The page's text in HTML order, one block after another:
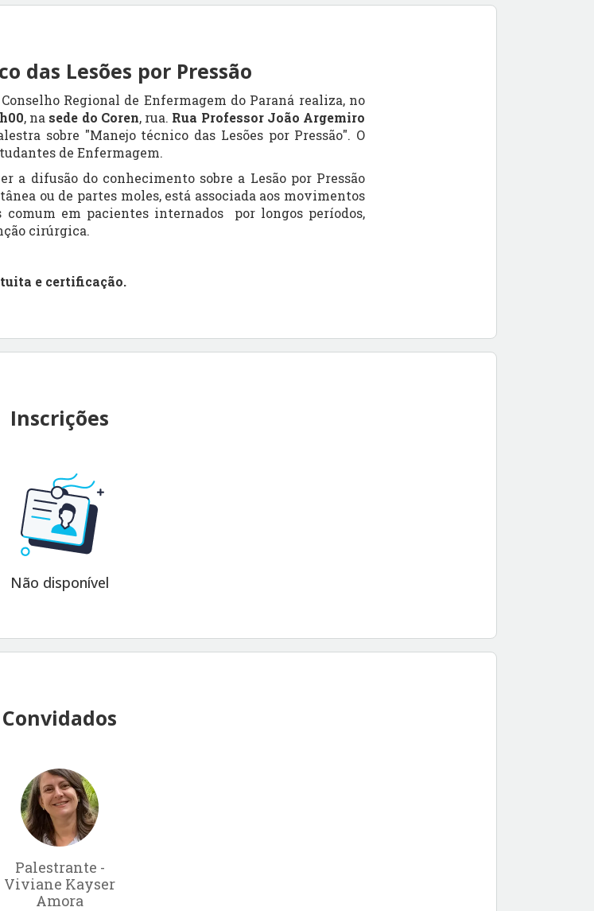
das Lesões por Pressão
Regional de Enfermagem do Paraná realiza, no
, na sede do Coren, rua. Rua Professor João Argemiro
sobre "Manejo técnico das Lesões por Pressão". O
de Enfermagem.
a difusão do conhecimento sobre a Lesão por Pressão
ou de partes moles, está associada aos movimentos
em pacientes internados por longos períodos,
cirúrgica.
e certificação.
Inscrições
Não disponível
Convidados
Palestrante -
Viviane Kayser
Amora